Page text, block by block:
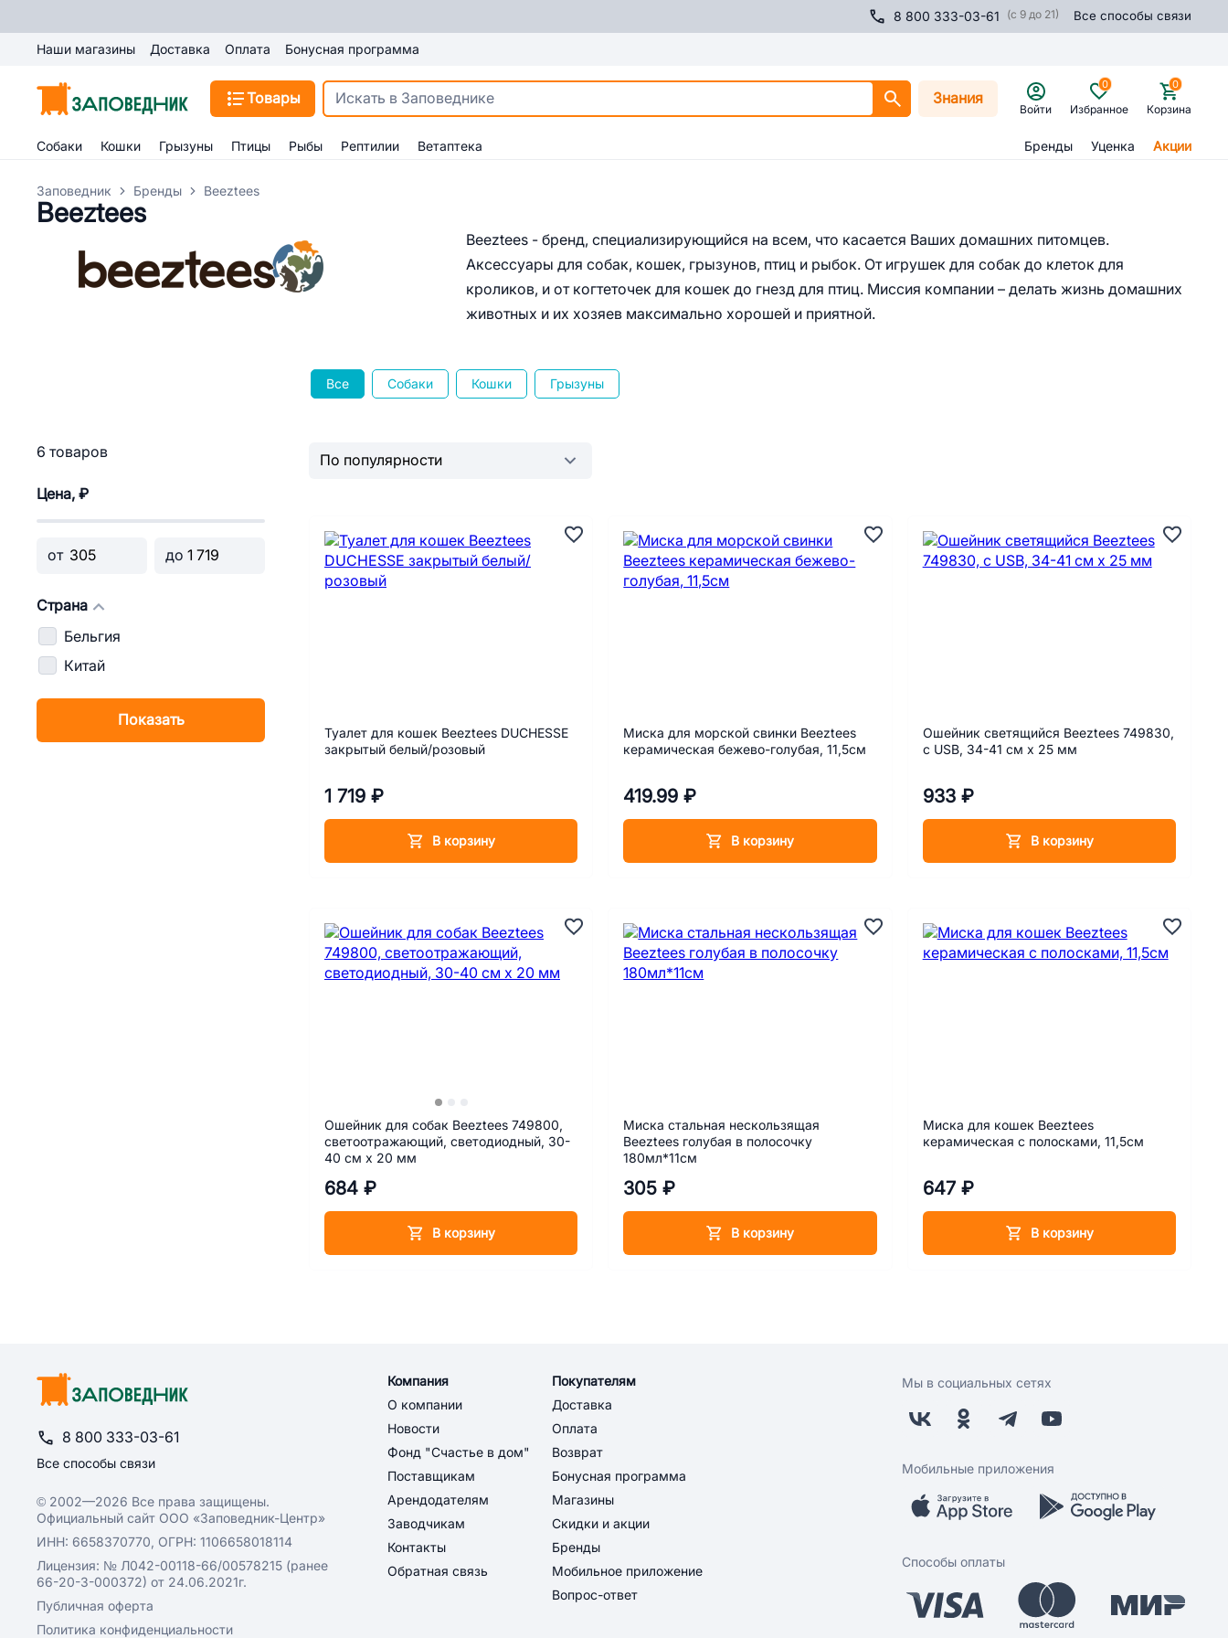
8 800 333-03-61 (с 9 до 21) Все способы связи
Наши магазины Доставка Оплата Бонусная программа
Товары Знания
Войти Избранное
0
Корзина
0
Собаки Кошки Грызуны Птицы Рыбы Рептилии Ветаптека Бренды Уценка Акции
Заповедник Бренды Beeztees
Beeztees
Beeztees - бренд, специализирующийся на всем, что касается Ваших домашних питомцев.
Аксессуары для собак, кошек, грызунов, птиц и рыбок. От игрушек для собак до клеток для
кроликов, и от когтеточек для кошек до гнезд для птиц. Миссия компании – делать жизнь домашних
животных и их хозяев максимально хорошей и приятной.
Все Собаки Кошки Грызуны
6 товаров
Цена, ₽
от до
Страна
Бельгия
Китай
Показать
Туалет для кошек Beeztees DUCHESSE
закрытый белый/розовый
1 719 ₽
В корзину
Миска для морской свинки Beeztees
керамическая бежево-голубая, 11,5см
419.99 ₽
В корзину
Ошейник светящийся Beeztees 749830,
с USB, 34-41 см х 25 мм
933 ₽
В корзину
Ошейник для собак Beeztees 749800,
светоотражающий, светодиодный, 30-
40 см х 20 мм
684 ₽
В корзину
Миска стальная нескользящая
Beeztees голубая в полосочку
180мл*11см
305 ₽
В корзину
Миска для кошек Beeztees
керамическая с полосками, 11,5см
647 ₽
В корзину
8 800 333-03-61
Все способы связи
© 2002—2026 Все права защищены.
Официальный сайт ООО «Заповедник-Центр»
ИНН: 6658370770, ОГРН: 1106658018114
Лицензия: № Л042-00118-66/00578215 (ранее
66-20-3-000372) от 24.06.2021г.
Публичная оферта
Политика конфиденциальности
Компания
О компании
Новости
Фонд "Счастье в дом"
Поставщикам
Арендодателям
Заводчикам
Контакты
Обратная связь
Покупателям
Доставка
Оплата
Возврат
Бонусная программа
Магазины
Скидки и акции
Бренды
Мобильное приложение
Вопрос-ответ
Мы в социальных сетях
Мобильные приложения
Способы оплаты